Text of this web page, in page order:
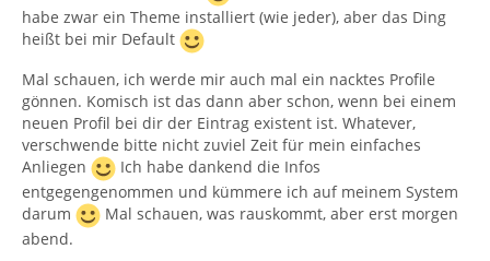
habe zwar ein Theme installiert (wie jeder), aber das Ding
heißt bei mir Default
Mal schauen, ich werde mir auch mal ein nacktes Profile
gönnen. Komisch ist das dann aber schon, wenn bei einem
neuen Profil bei dir der Eintrag existent ist. Whatever,
verschwende bitte nicht zuviel Zeit für mein einfaches
Anliegen
Ich habe dankend die Infos
entgegengenommen und kümmere ich auf meinem System
darum
Mal schauen, was rauskommt, aber erst morgen
abend.